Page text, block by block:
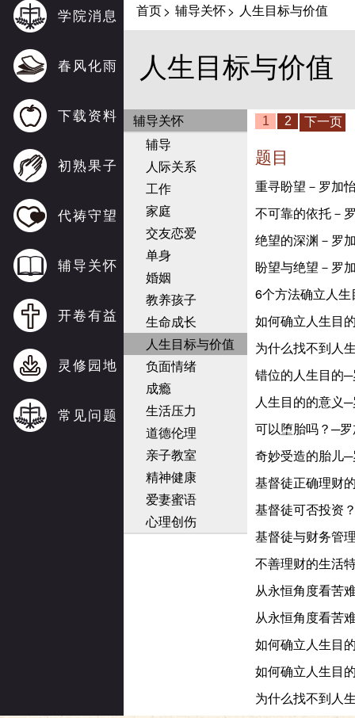
学院消息
春风化雨
下载资料
初熟果子
代祷守望
辅导关怀
开卷有益
灵修园地
常见问题
首页> 辅导关怀> 人生目标与价值
人生目标与价值
辅导关怀
辅导
人际关系
工作
家庭
交友恋爱
单身
婚姻
教养孩子
生命成长
人生目标与价值
负面情绪
成瘾
生活压力
道德伦理
亲子教室
精神健康
爱妻蜜语
心理创伤
题目
重寻盼望－罗加
不可靠的依托－
绝望的深渊－罗
盼望与绝望－罗
6个方法确立人
如何确立人生目
为什么找不到人
错位的人生目的
人生目的的意义
可以堕胎吗？─
奇妙受造的胎儿
基督徒正确理财
基督徒可否投资
基督徒与财务管
不善理财的生活
从永恒角度看苦
从永恒角度看苦
如何确立人生目
如何确立人生目
为什么找不到人